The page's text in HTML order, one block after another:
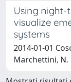
Using
visualize
systems
2014-01-01
Marchettini, N.